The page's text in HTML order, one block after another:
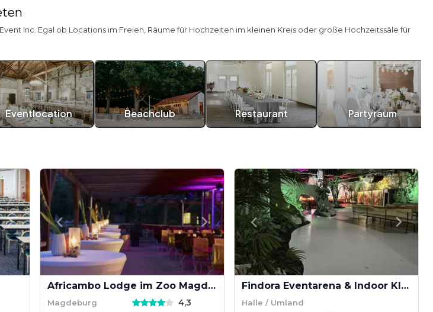
Inc. Egal ob Locations im Freien, Räume für Hochzeiten im kleinen Kreis oder große Hochzeitssäle für
Eventlocation Beachclub Restaurant Partyraum
Africambo Lodge im Zoo Magdeburg
Magdeburg 4,3
Findora Eventarena & Indoor Kletterwald
Halle / Umland